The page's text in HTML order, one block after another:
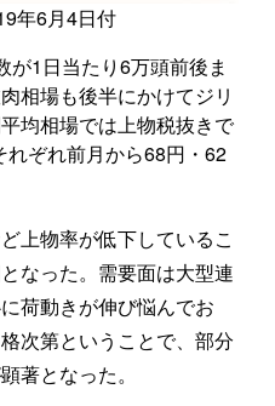
年6月4日付
1日当たり6万頭前後ま
相場も後半にかけてジリ
均相場では上物税抜きで
ぞれ前月から68円・62
上物率が低下しているこ
なった。需要面は大型連
荷動きが伸び悩んでお
次第ということで、部分
著となった。